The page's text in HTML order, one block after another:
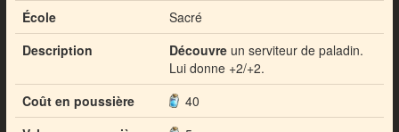
École
Sacré
Description
Découvreun serviteur de paladin.
Lui donne +2/+2.
Coût en poussière
40